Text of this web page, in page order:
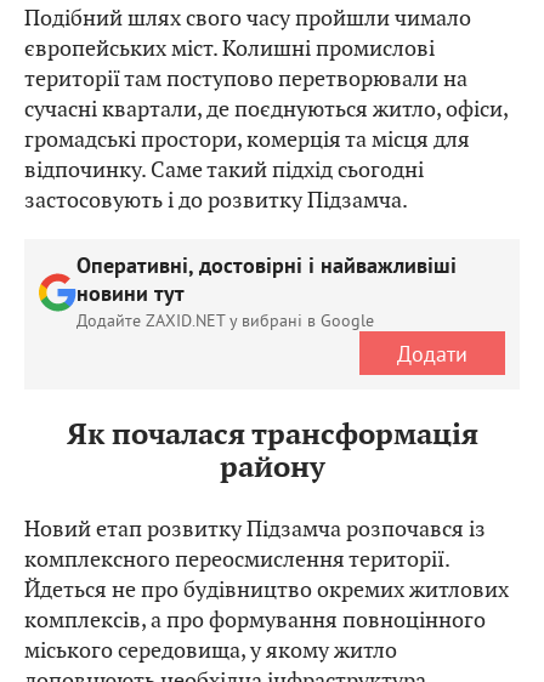
Подібний шлях свого часу пройшли чимало
європейських міст. Колишні промислові
території там поступово перетворювали на
сучасні квартали, де поєднуються житло, офіси,
громадські простори, комерція та місця для
відпочинку. Саме такий підхід сьогодні
застосовують і до розвитку Підзамча.
Оперативні, достовірні і найважливіші
новини тут
Додайте ZAXID.NET у вибрані в Google
Додати
Як почалася трансформація
району
Новий етап розвитку Підзамча розпочався із
комплексного переосмислення території.
Йдеться не про будівництво окремих житлових
комплексів, а про формування повноцінного
міського середовища, у якому житло